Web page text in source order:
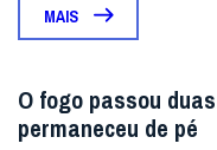
MAIS
O fogo passou
permaneceu de pé